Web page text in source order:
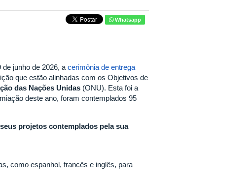
Whatsapp
junho de 2026, a cerimônia de entrega
que estão alinhadas com os Objetivos de
das Nações Unidas (ONU). Esta foi a
deste ano, foram contemplados 95
projetos contemplados pela sua
como espanhol, francês e inglês, para